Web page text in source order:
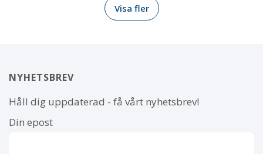
Visa fler
NYHETSBREV
Håll dig uppdaterad - få vårt nyhetsbrev!
Din epost